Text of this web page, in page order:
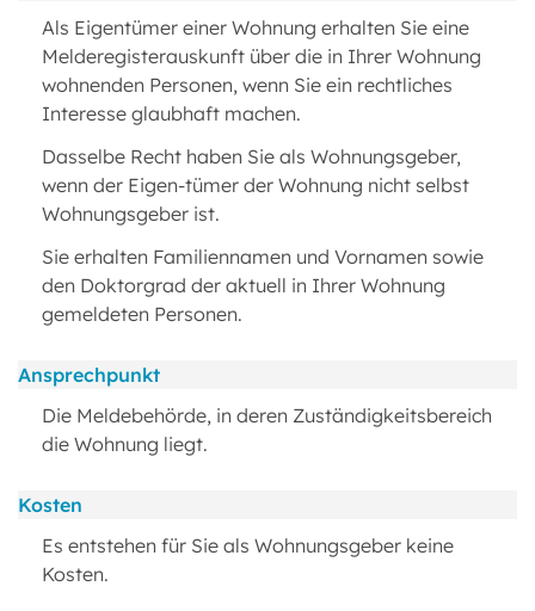
Als Eigentümer einer Wohnung erhalten Sie eine
Melderegisterauskunft über die in Ihrer Wohnung
wohnenden Personen, wenn Sie ein rechtliches
Interesse glaubhaft machen.
Dasselbe Recht haben Sie als Wohnungsgeber,
wenn der Eigen-tümer der Wohnung nicht selbst
Wohnungsgeber ist.
Sie erhalten Familiennamen und Vornamen sowie
den Doktorgrad der aktuell in Ihrer Wohnung
gemeldeten Personen.
Ansprechpunkt
Die Meldebehörde, in deren Zuständigkeitsbereich
die Wohnung liegt.
Kosten
Es entstehen für Sie als Wohnungsgeber keine
Kosten.